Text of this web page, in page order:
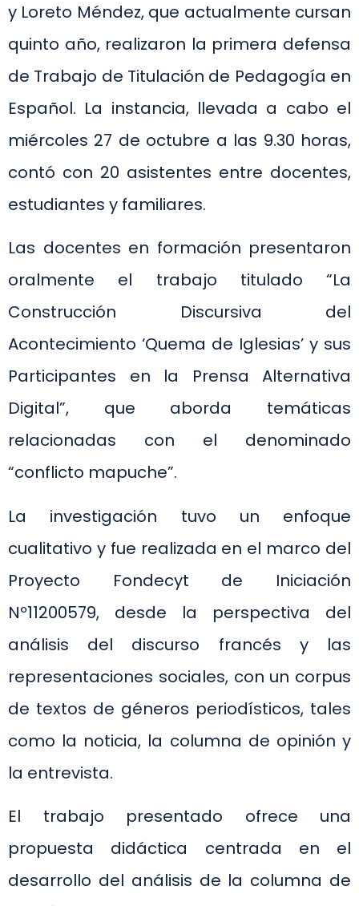
y Loreto Méndez, que actualmente cursan
quinto año, realizaron la primera defensa
de Trabajo de Titulación de Pedagogía en
Español. La instancia, llevada a cabo el
miércoles 27 de octubre a las 9.30 horas,
contó con 20 asistentes entre docentes,
estudiantes y familiares.
Las docentes en formación presentaron
oralmente el trabajo titulado “La
Construcción Discursiva del
Acontecimiento ‘Quema de Iglesias’ y sus
Participantes en la Prensa Alternativa
Digital”, que aborda temáticas
relacionadas con el denominado
“conflicto mapuche”.
La investigación tuvo un enfoque
cualitativo y fue realizada en el marco del
Proyecto Fondecyt de Iniciación
Nº11200579, desde la perspectiva del
análisis del discurso francés y las
representaciones sociales, con un corpus
de textos de géneros periodísticos, tales
como la noticia, la columna de opinión y
la entrevista.
El trabajo presentado ofrece una
propuesta didáctica centrada en el
desarrollo del análisis de la columna de